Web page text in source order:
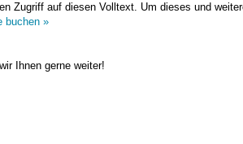
Zugriff auf diesen Volltext. Um dieses und
buchen »
Ihnen gerne weiter!